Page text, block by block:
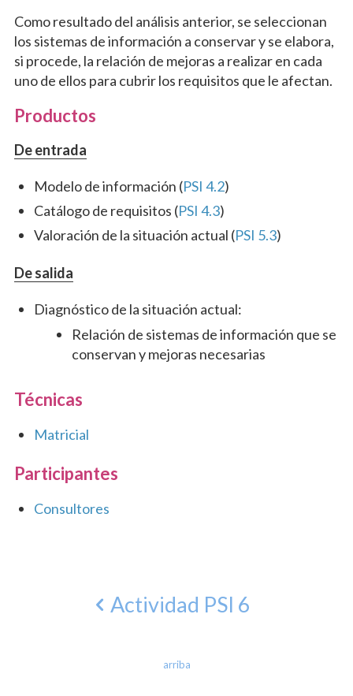
Como resultado del análisis anterior, se seleccionan
los sistemas de información a conservar y se elabora,
si procede, la relación de mejoras a realizar en cada
uno de ellos para cubrir los requisitos que le afectan.
Productos
De entrada
Modelo de información (PSI 4.2)
Catálogo de requisitos (PSI 4.3)
Valoración de la situación actual (PSI 5.3)
De salida
Diagnóstico de la situación actual:
Relación de sistemas de información que se
conservan y mejoras necesarias
Técnicas
Matricial
Participantes
Consultores
Actividad PSI 6
arriba